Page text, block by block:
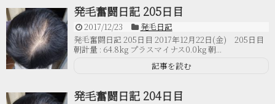
発毛奮闘日記 205日目
2017/12/23
発毛日記
発毛奮闘日記 205日目 2017年12月22日(金) 205日目
朝計量 : 64.8kg プラスマイナス0.0kg 朝...
記事を読む
発毛奮闘日記 204日目